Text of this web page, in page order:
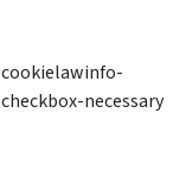
cookielawinfo-
checkbox-necessary